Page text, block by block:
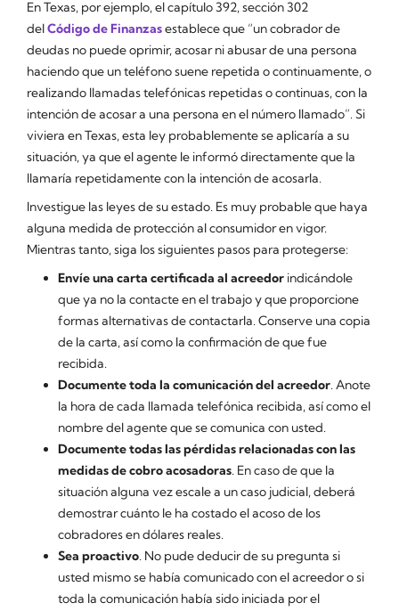
En Texas, por ejemplo, el capítulo 392, sección 302
delCódigo de Finanzasestablece que “un cobrador de
deudas no puede oprimir, acosar ni abusar de una persona
haciendo que un teléfono suene repetida o continuamente, o
realizando llamadas telefónicas repetidas o continuas, con la
intención de acosar a una persona en el número llamado”. Si
viviera en Texas, esta ley probablemente se aplicaría a su
situación, ya que el agente le informó directamente que la
llamaría repetidamente con la intención de acosarla.
Investigue las leyes de su estado. Es muy probable que haya
alguna medida de protección al consumidor en vigor.
Mientras tanto, siga los siguientes pasos para protegerse:
Envíe una carta certificada al acreedor indicándole
que ya no la contacte en el trabajo y que proporcione
formas alternativas de contactarla. Conserve una copia
de la carta, así como la confirmación de que fue
recibida.
Documente toda la comunicación del acreedor. Anote
la hora de cada llamada telefónica recibida, así como el
nombre del agente que se comunica con usted.
Documente todas las pérdidas relacionadas con las
medidas de cobro acosadoras. En caso de que la
situación alguna vez escale a un caso judicial, deberá
demostrar cuánto le ha costado el acoso de los
cobradores en dólares reales.
Sea proactivo. No pude deducir de su pregunta si
usted mismo se había comunicado con el acreedor o si
toda la comunicación había sido iniciada por el